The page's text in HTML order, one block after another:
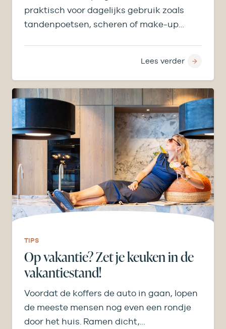
praktisch voor dagelijks gebruik zoals
tandenpoetsen, scheren of make-up
Lees verder
TIPS
Op vakantie? Zet je keuken in de
vakantiestand!
Voordat de koffers de auto in gaan, lopen
de meeste mensen nog even een rondje
door het huis. Ramen dicht,…